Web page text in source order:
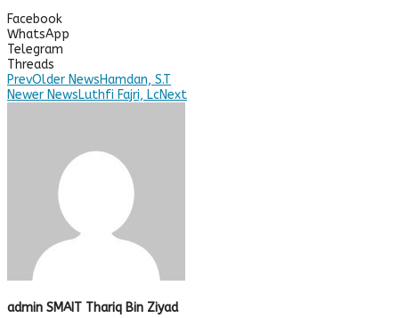
Facebook
WhatsApp
Telegram
Threads
PrevOlder NewsHamdan, S.T
Newer NewsLuthfi Fajri, LcNext
admin SMAIT Thariq Bin Ziyad